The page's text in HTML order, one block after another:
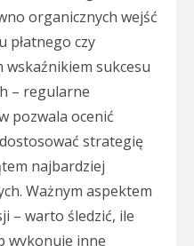
organicznych wejść
płatnego czy
sukcesu
– regularne
pozwala ocenić
strategię
najbardziej
Ważnym aspektem
– warto śledzić, ile
wykonuje inne